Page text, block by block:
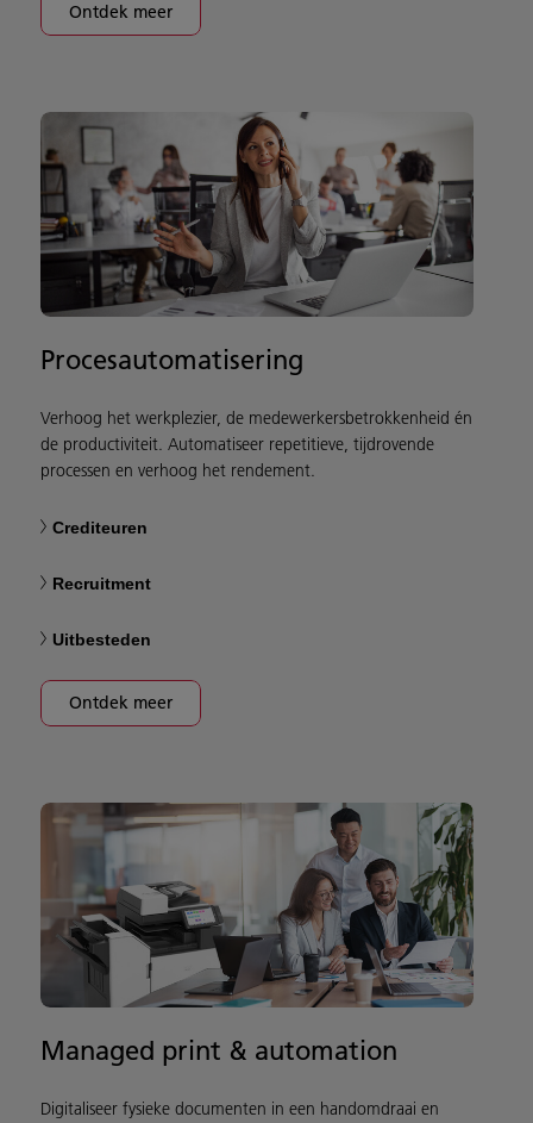
Ontdek meer
Procesautomatisering
Verhoog het werkplezier, de medewerkersbetrokkenheid én
de productiviteit. Automatiseer repetitieve, tijdrovende
processen en verhoog het rendement.
Crediteuren
Recruitment
Uitbesteden
Ontdek meer
Managed print & automation
Digitaliseer fysieke documenten in een handomdraai en